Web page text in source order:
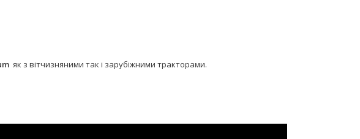
як з вітчизняними так і зарубіжними тракторами.